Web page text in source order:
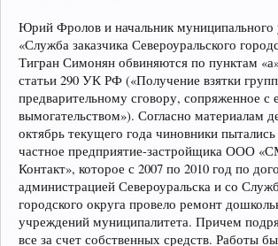
Юрий Фролов и начальник муниципального
«Служба заказчика Североуральского
Тигран Симонян обвиняются по пунктам
статьи 290 УК РФ («Получение взятки
предварительному сговору, сопряженное с
вымогательством»). Согласно материалам
октябрь текущего года чиновники
частное предприятие-застройщика ООО
Контакт», которое с 2007 по 2010 год по
администрацией Североуральска и со
городского округа провело ремонт
учреждений муниципалитета. Причем
все за счет собственных средств. Работы